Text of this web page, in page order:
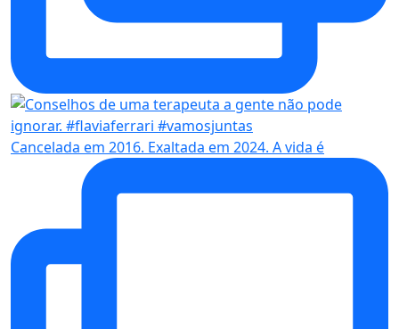
Cancelada em 2016. Exaltada em 2024. A vida é